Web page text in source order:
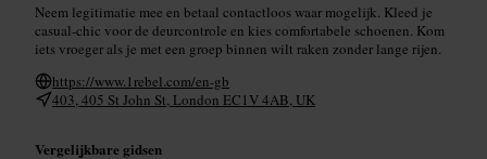
Neem legitimatie mee en betaal contactloos waar mogelijk. Kleed je
casual-chic voor de deurcontrole en kies comfortabele schoenen. Kom
iets vroeger als je met een groep binnen wilt raken zonder lange rijen.
https://www.1rebel.com/en-gb
403, 405 St John St, London EC1V 4AB, UK
Vergelijkbare gidsen